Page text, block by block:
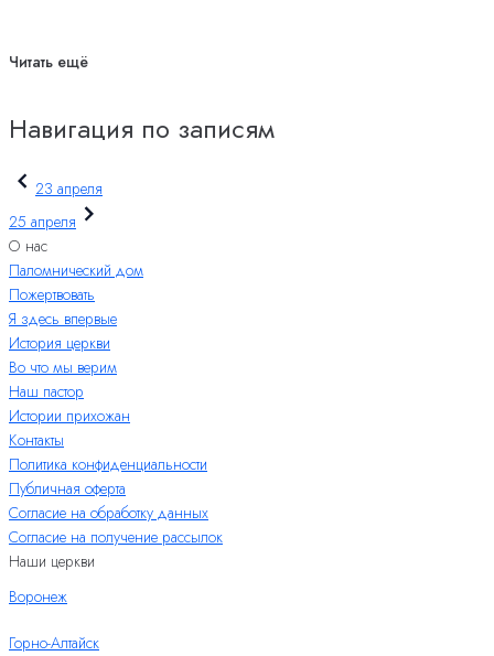
Читать ещё
Навигация по записям
23 апреля
25 апреля
О нас
Паломнический дом
Пожертвовать
Я здесь впервые
История церкви
Во что мы верим
Наш пастор
Истории прихожан
Контакты
Политика конфиденциальности
Публичная оферта
Согласие на обработку данных
Согласие на получение рассылок
Наши церкви
Воронеж
Горно-Алтайск